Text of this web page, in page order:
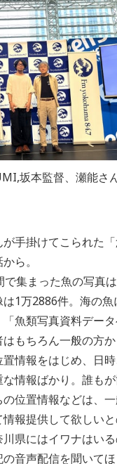
坂本監督、瀬能さ
手掛けてこられた
ら。
で集まった魚の写真
1万2886件。海の魚
魚類写真資料デー
もちろん一般の方
情報をはじめ、日
情報ばかり。誰も
位置情報などは、
報提供して欲しいと
川県にはイワナはい
音声配信を聞いて